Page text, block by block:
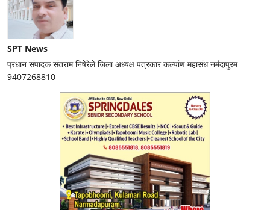
SPT News
प्रधान संपादक संतराम निषेरेले जिला अध्यक्ष पत्रकार कल्यांण महासंध नर्मदापुरम
9407268810